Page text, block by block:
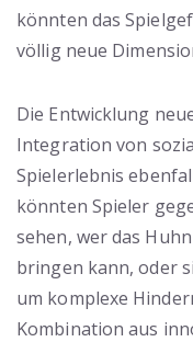
könnten das
völlig neue
Die Entwicklung
Integration von
Spielerlebnis
könnten Spieler
sehen, wer das
bringen kann, oder
um komplexe
Kombination aus